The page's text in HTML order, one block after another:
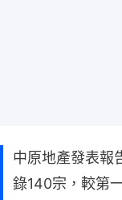
中原地產發表報
錄140宗，較第